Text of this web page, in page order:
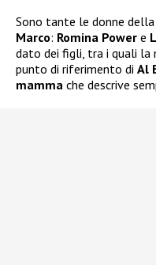
Sono tante le donne
Marco: Romina Power e
dato dei figli, tra i quali la
punto di riferimento di Al
mamma che descrive